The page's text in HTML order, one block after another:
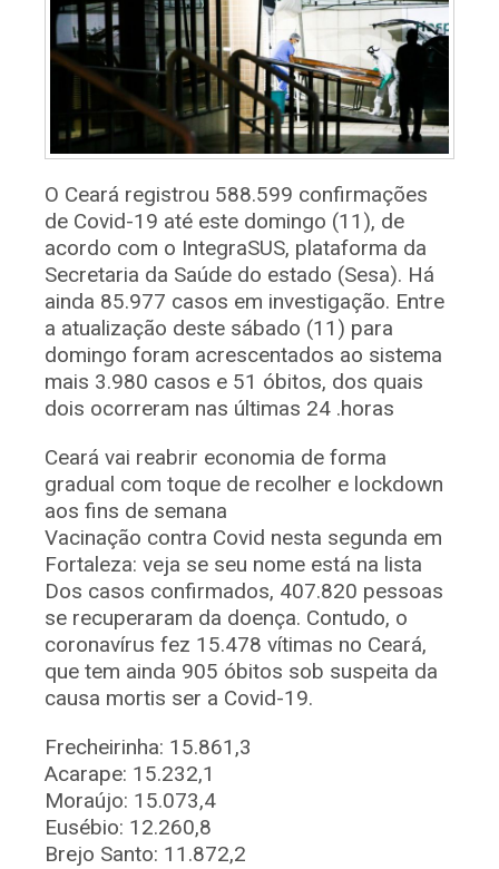
O Ceará registrou 588.599 confirmações
de Covid-19 até este domingo (11), de
acordo com o IntegraSUS, plataforma da
Secretaria da Saúde do estado (Sesa). Há
ainda 85.977 casos em investigação. Entre
a atualização deste sábado (11) para
domingo foram acrescentados ao sistema
mais 3.980 casos e 51 óbitos, dos quais
dois ocorreram nas últimas 24 .horas
Ceará vai reabrir economia de forma
gradual com toque de recolher e lockdown
aos fins de semana
Vacinação contra Covid nesta segunda em
Fortaleza: veja se seu nome está na lista
Dos casos confirmados, 407.820 pessoas
se recuperaram da doença. Contudo, o
coronavírus fez 15.478 vítimas no Ceará,
que tem ainda 905 óbitos sob suspeita da
causa mortis ser a Covid-19.
Frecheirinha: 15.861,3
Acarape: 15.232,1
Moraújo: 15.073,4
Eusébio: 12.260,8
Brejo Santo: 11.872,2